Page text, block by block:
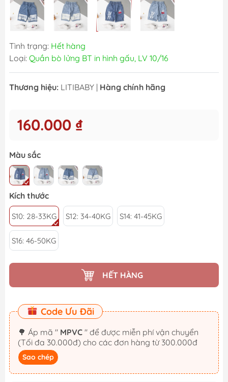
Tình trạng: Hết hàng
Loại: Quần bò lửng BT in hình gấu, LV 10/16
Thương hiệu: LITIBABY | Hàng chính hãng
160.000 ₫
Màu sắc
Kích thước
S10: 28-33KG S12: 34-40KG S14: 41-45KG
S16: 46-50KG
HẾT HÀNG
Code Ưu Đãi
🌳 Áp mã " MPVC " để được miễn phí vận chuyển
(Tối đa 30.000đ) cho các đơn hàng từ 300.000đ
Sao chép